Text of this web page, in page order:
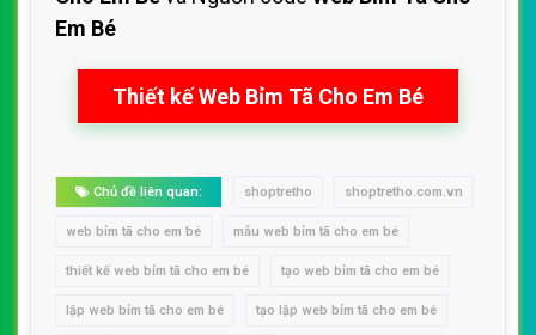
Em Bé
Thiết kế Web Bỉm Tã Cho Em Bé
Chủ đề liên quan: shoptretho shoptretho.com.vn
web bỉm tã cho em bé mẫu web bỉm tã cho em bé
thiết kế web bỉm tã cho em bé tạo web bỉm tã cho em bé
lập web bỉm tã cho em bé tạo lập web bỉm tã cho em bé